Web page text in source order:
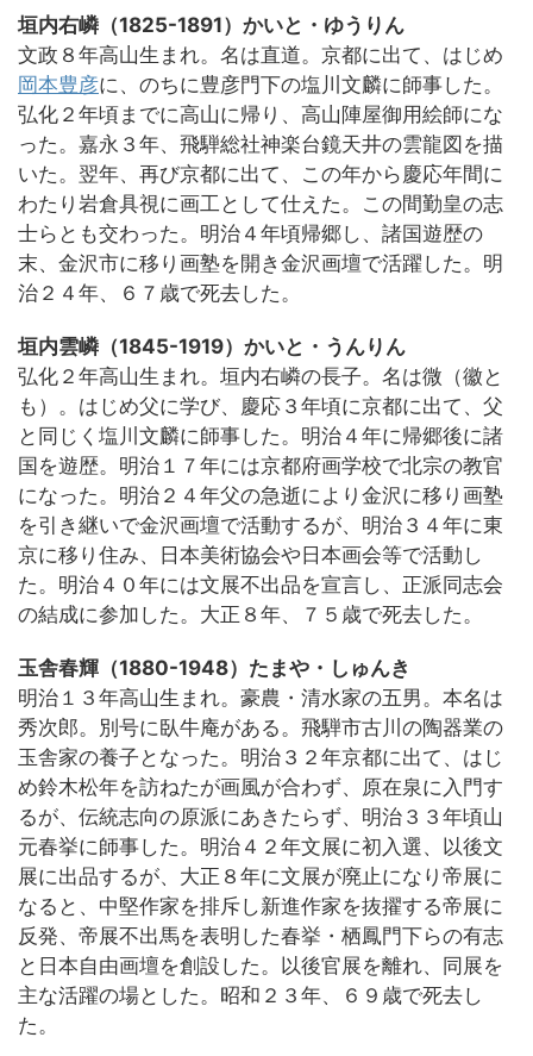
垣内右嶙（1825-1891）かいと・ゆうりん
文政８年高山生まれ。名は直道。京都に出て、はじめ
岡本豊彦に、のちに豊彦門下の塩川文麟に師事した。
弘化２年頃までに高山に帰り、高山陣屋御用絵師にな
った。嘉永３年、飛騨総社神楽台鏡天井の雲龍図を描
いた。翌年、再び京都に出て、この年から慶応年間に
わたり岩倉具視に画工として仕えた。この間勤皇の志
士らとも交わった。明治４年頃帰郷し、諸国遊歴の
末、金沢市に移り画塾を開き金沢画壇で活躍した。明
治２４年、６７歳で死去した。
垣内雲嶙（1845-1919）かいと・うんりん
弘化２年高山生まれ。垣内右嶙の長子。名は微（徽と
も）。はじめ父に学び、慶応３年頃に京都に出て、父
と同じく塩川文麟に師事した。明治４年に帰郷後に諸
国を遊歴。明治１７年には京都府画学校で北宗の教官
になった。明治２４年父の急逝により金沢に移り画塾
を引き継いで金沢画壇で活動するが、明治３４年に東
京に移り住み、日本美術協会や日本画会等で活動し
た。明治４０年には文展不出品を宣言し、正派同志会
の結成に参加した。大正８年、７５歳で死去した。
玉舎春輝（1880-1948）たまや・しゅんき
明治１３年高山生まれ。豪農・清水家の五男。本名は
秀次郎。別号に臥牛庵がある。飛騨市古川の陶器業の
玉舎家の養子となった。明治３２年京都に出て、はじ
め鈴木松年を訪ねたが画風が合わず、原在泉に入門す
るが、伝統志向の原派にあきたらず、明治３３年頃山
元春挙に師事した。明治４２年文展に初入選、以後文
展に出品するが、大正８年に文展が廃止になり帝展に
なると、中堅作家を排斥し新進作家を抜擢する帝展に
反発、帝展不出馬を表明した春挙・栖鳳門下らの有志
と日本自由画壇を創設した。以後官展を離れ、同展を
主な活躍の場とした。昭和２３年、６９歳で死去し
た。